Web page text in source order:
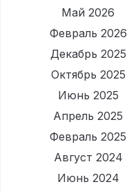
Май 2026
Февраль 2026
Декабрь 2025
Октябрь 2025
Июнь 2025
Апрель 2025
Февраль 2025
Август 2024
Июнь 2024